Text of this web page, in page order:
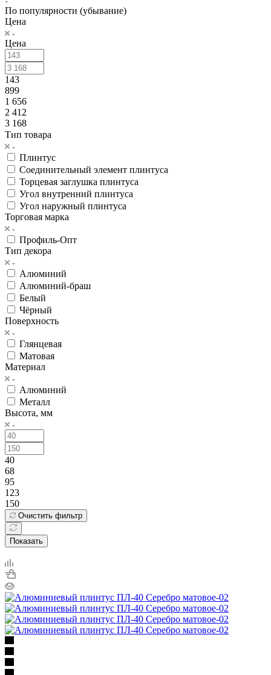
По популярности (убывание)
Цена
Цена
143
899
1 656
2 412
3 168
Тип товара
Плинтус
Соединительный элемент плинтуса
Торцевая заглушка плинтуса
Угол внутренний плинтуса
Угол наружный плинтуса
Торговая марка
Профиль-Опт
Тип декора
Алюминий
Алюминий-браш
Белый
Чёрный
Поверхность
Глянцевая
Матовая
Материал
Алюминий
Металл
Высота, мм
40
68
95
123
150
Очистить фильтр
Показать